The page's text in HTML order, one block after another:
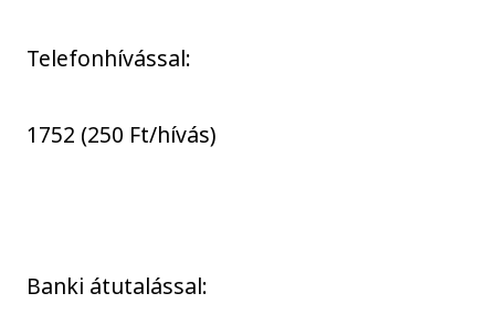
Telefonhívással:
1752 (250 Ft/hívás)
Banki átutalással: